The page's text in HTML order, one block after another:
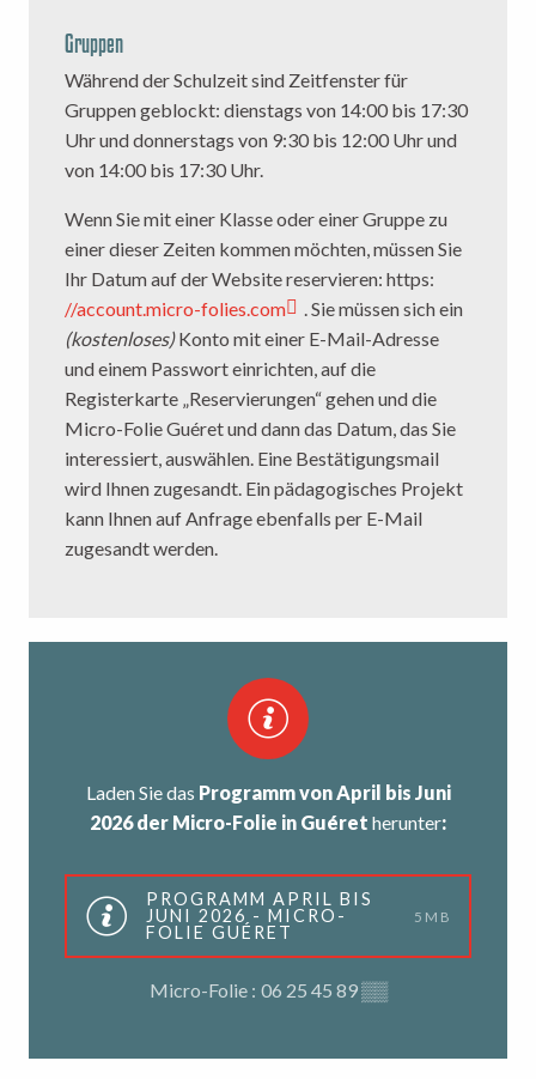
Gruppen
Während der Schulzeit sind Zeitfenster für
Gruppen geblockt: dienstags von 14:00 bis 17:30
Uhr und donnerstags von 9:30 bis 12:00 Uhr und
von 14:00 bis 17:30 Uhr.
Wenn Sie mit einer Klasse oder einer Gruppe zu
einer dieser Zeiten kommen möchten, müssen Sie
Ihr Datum auf der Website reservieren: https:
//account.micro-folies.com
. Sie müssen sich ein
(kostenloses)Konto mit einer E-Mail-Adresse
und einem Passwort einrichten, auf die
Registerkarte „Reservierungen“ gehen und die
Micro-Folie Guéret und dann das Datum, das Sie
interessiert, auswählen. Eine Bestätigungsmail
wird Ihnen zugesandt. Ein pädagogisches Projekt
kann Ihnen auf Anfrage ebenfalls per E-Mail
zugesandt werden.
Laden Sie das Programm von April bis Juni
2026 der Micro-Folie in Guéret herunter:
PROGRAMM APRIL BIS
JUNI 2026 - MICRO-
FOLIE GUÉRET
5MB
Micro-Folie : 06 25 45 89▒▒